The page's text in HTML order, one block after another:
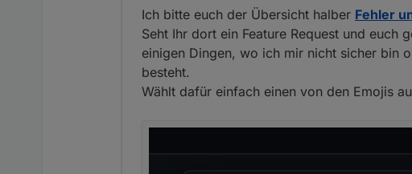
Ich bitte euch der Übersicht halber Fehler
Seht Ihr dort ein Feature Request und euch
einigen Dingen, wo ich mir nicht sicher bin
besteht.
Wählt dafür einfach einen von den Emojis